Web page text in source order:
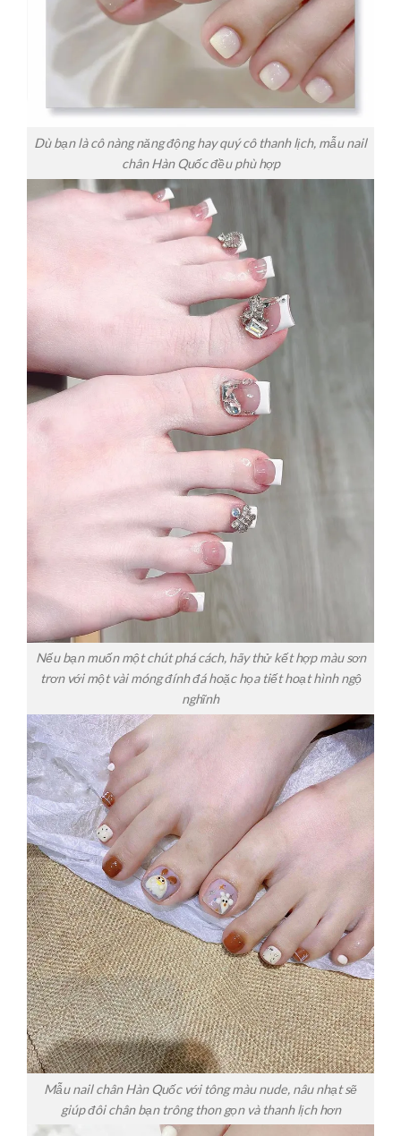
Dù bạn là cô nàng năng động hay quý cô thanh lịch, mẫu nail
chân Hàn Quốc đều phù hợp
Nếu bạn muốn một chút phá cách, hãy thử kết hợp màu sơn
trơn với một vài móng đính đá hoặc họa tiết hoạt hình ngộ
nghĩnh
Mẫu nail chân Hàn Quốc với tông màu nude, nâu nhạt sẽ
giúp đôi chân bạn trông thon gọn và thanh lịch hơn